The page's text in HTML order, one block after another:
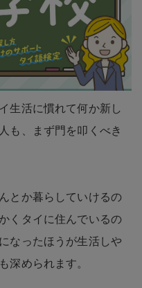
生活に慣れて何か新し
も、まず門を叩くべき
とか暮らしていけるの
くタイに住んでいるの
なったほうが生活しや
深められます。